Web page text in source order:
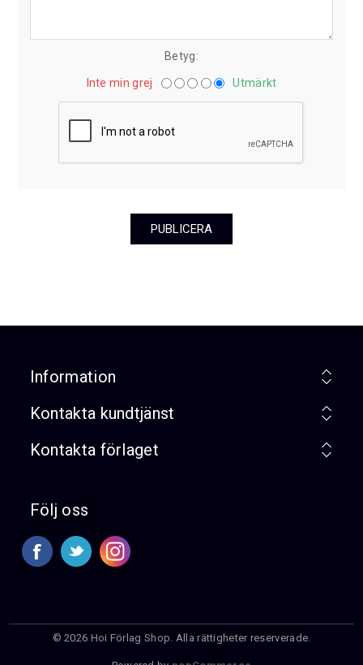
Betyg:
Inte min grej Utmärkt
Information
Kontakta kundtjänst
Kontakta förlaget
Följ oss
© 2026 Hoi Förlag Shop. Alla rättigheter reserverade.